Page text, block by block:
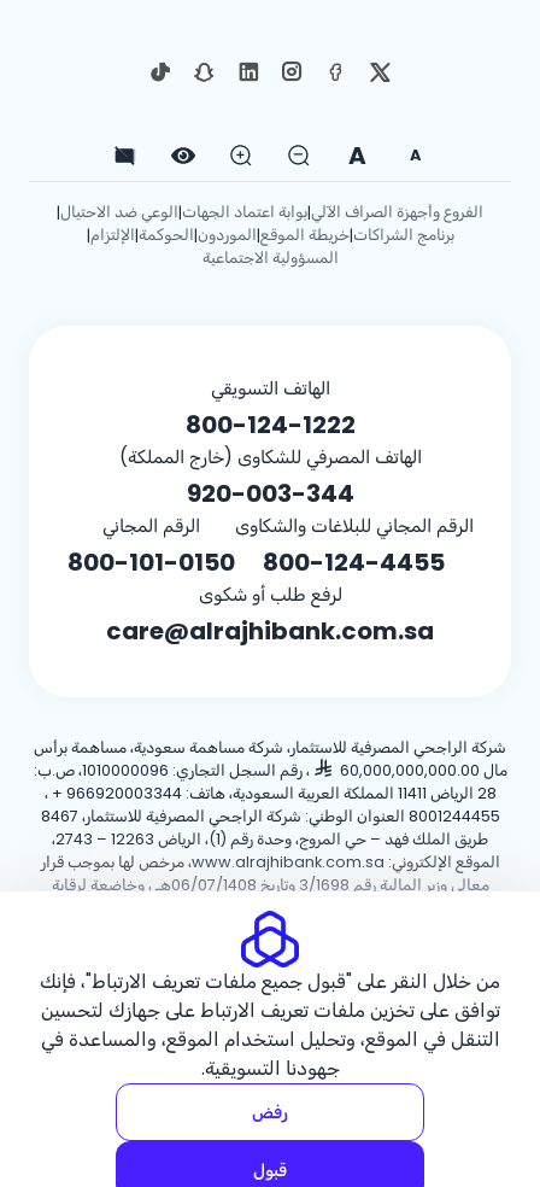
A
A
الفروع وأجهزة الصراف الآلي|بوابة اعتماد الجهات|الوعي ضد الاحتيال|
برنامج الشراكات|خريطة الموقع|الموردون|الحوكمة|الإلتزام|
المسؤولية الاجتماعية
الهاتف التسويقي
800-124-1222
الهاتف المصرفي للشكاوى (خارج المملكة)
920-003-344
الرقم المجاني للبلاغات والشكاوى
800-124-4455
الرقم المجاني
800-101-0150
لرفع طلب أو شكوى
care@alrajhibank.com.sa
شركة الراجحي المصرفية للاستثمار، شركة مساهمة سعودية، مساهمة برأس
مال 60,000,000,000.00
، رقم السجل التجاري: 1010000096، ص.ب:
28 الرياض 11411 المملكة العربية السعودية، هاتف:
+ 966920003344 ،
8001244455 العنوان الوطني: شركة الراجحي المصرفية للاستثمار، 8467
طريق الملك فهد – حي المروج، وحدة رقم (1)، الرياض 12263 – 2743،
الموقع الإلكتروني: www.alrajhibank.com.sa، مرخص لها بموجب قرار
معالي وزير المالية رقم 3/1698 وتاريخ 06/07/1408هـ ، وخاضعة لرقابة
وإشراف البنك المركزي السعودي.
حقوق الطبع والنشر ©2026 مصرف الراجحي.
سياسة ملفات تعريف الارتباطسياسة الخصوصية الأحكام والشروط
من خلال النقر على "قبول جميع ملفات تعريف الارتباط"، فإنك
توافق على تخزين ملفات تعريف الارتباط على جهازك لتحسين
التنقل في الموقع، وتحليل استخدام الموقع، والمساعدة في
جهودنا التسويقية.
رفض
قبول